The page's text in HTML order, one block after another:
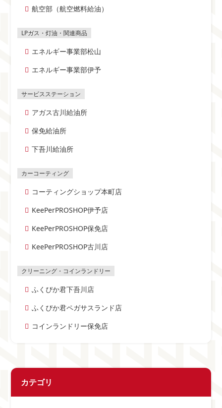
航空部（航空燃料給油）
エネルギー事業部松山
エネルギー事業部伊予
アガス古川給油所
保免給油所
下吾川給油所
コーティングショップ本町店
KeePerPROSHOP伊予店
KeePerPROSHOP保免店
KeePerPROSHOP古川店
ふくぴか君下吾川店
ふくぴか君ペガサスランド店
コインランドリー保免店
カテゴリ